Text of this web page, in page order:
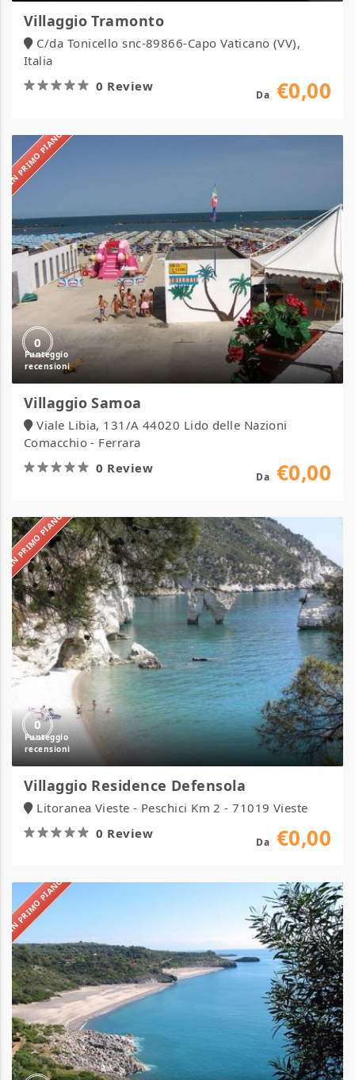
Villaggio Tramonto
C/da Tonicello snc-89866-Capo Vaticano (VV),
Italia
0 Review
Da €0,00
IN PRIMO PIANO
0
Villaggio Samoa
Viale Libia, 131/A 44020 Lido delle Nazioni
Comacchio - Ferrara
0 Review
Da €0,00
IN PRIMO PIANO
0
Villaggio
Residence
Defensola
Villaggio Residence Defensola
Litoranea Vieste - Peschici Km 2 - 71019 Vieste
0 Review
Da €0,00
IN PRIMO PIANO
degli
Ulivi